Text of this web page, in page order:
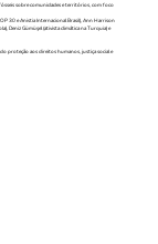
sobre comunidades e territórios, com foco
30 e Anistia Internacional Brasil), Ann Harrison
Deniz Gümüşel (ativista climática na Turquia) e
proteção aos direitos humanos, justiça social e